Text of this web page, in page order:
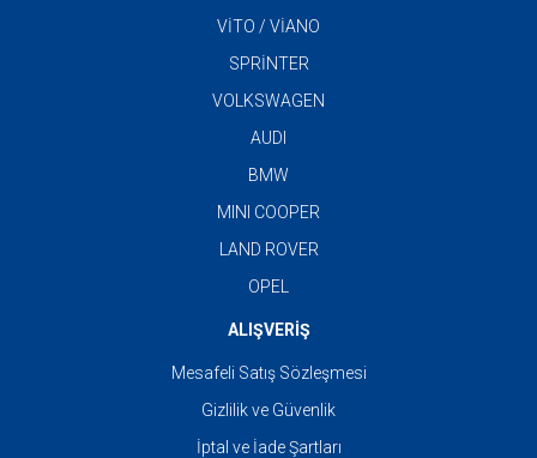
VİTO / VİANO
SPRİNTER
VOLKSWAGEN
AUDI
BMW
MINI COOPER
LAND ROVER
OPEL
ALIŞVERİŞ
Mesafeli Satış Sözleşmesi
Gizlilik ve Güvenlik
İptal ve İade Şartları